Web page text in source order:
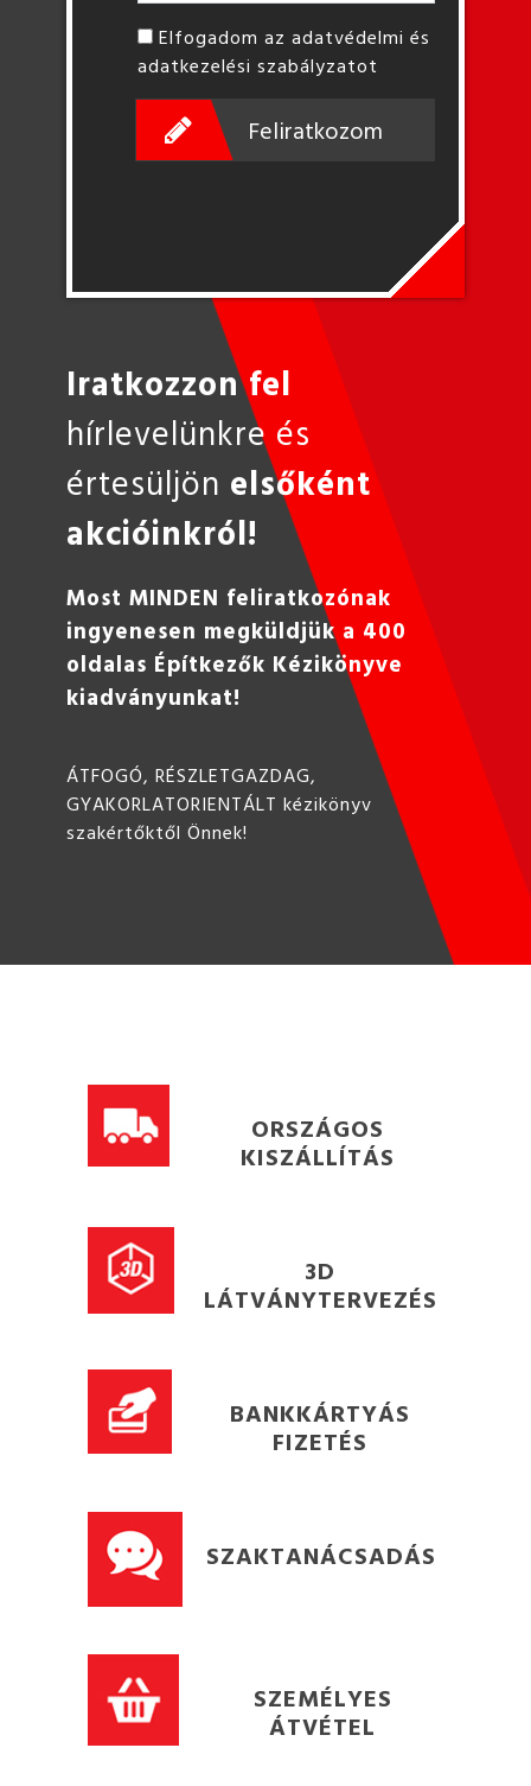
Elfogadom az adatvédelmi és
adatkezelési szabályzatot
Feliratkozom
Iratkozzon fel
hírlevelünkre és
értesüljön elsőként
akcióinkról!
Most MINDEN feliratkozónak
ingyenesen megküldjük a 400
oldalas Építkezők Kézikönyve
kiadványunkat!
ÁTFOGÓ, RÉSZLETGAZDAG,
GYAKORLATORIENTÁLT kézikönyv
szakértőktől Önnek!
ORSZÁGOS
KISZÁLLÍTÁS
3D
LÁTVÁNYTERVEZÉS
BANKKÁRTYÁS
FIZETÉS
SZAKTANÁCSADÁS
SZEMÉLYES
ÁTVÉTEL